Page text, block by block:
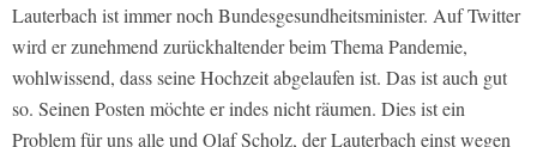
Lauterbach ist immer noch Bundesgesundheitsminister. Auf Twitter
wird er zunehmend zurückhaltender beim Thema Pandemie,
wohlwissend, dass seine Hochzeit abgelaufen ist. Das ist auch gut
so. Seinen Posten möchte er indes nicht räumen. Dies ist ein
Problem für uns alle und Olaf Scholz, der Lauterbach einst wegen